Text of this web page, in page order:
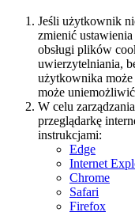
Jeśli użytkownik
zmienić
obsługi plików
uwierzytelniania,
użytkownika
może
W celu
przeglądarkę
instrukcjami:
Edge
Internet
Chrome
Safari
Firefox